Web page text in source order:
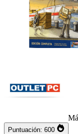
Puntuación: 600